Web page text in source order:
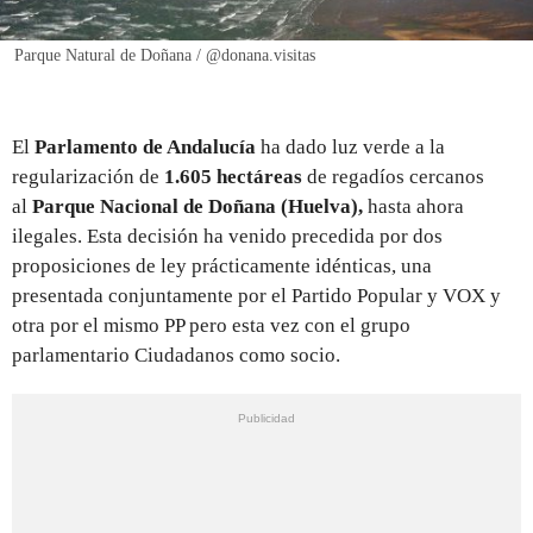
Parque Natural de Doñana / @donana.visitas
El Parlamento de Andalucía ha dado luz verde a la
regularización de 1.605 hectáreas de regadíos cercanos
al Parque Nacional de Doñana (Huelva), hasta ahora
ilegales. Esta decisión ha venido precedida por dos
proposiciones de ley prácticamente idénticas, una
presentada conjuntamente por el Partido Popular y VOX y
otra por el mismo PP pero esta vez con el grupo
parlamentario Ciudadanos como socio.